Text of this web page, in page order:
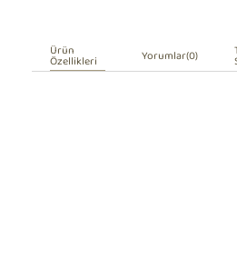
Ürün
Özellikleri Yorumlar(0)